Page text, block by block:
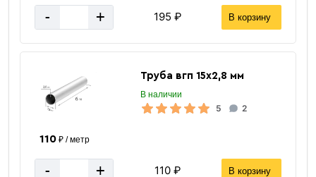
- + 195 ₽ В корзину
Труба вгп 15х2,8 мм
В наличии
5 2
110₽ / метр
- + 110 ₽ В корзину
Уголок равнополочный
«Быстрый заказ»